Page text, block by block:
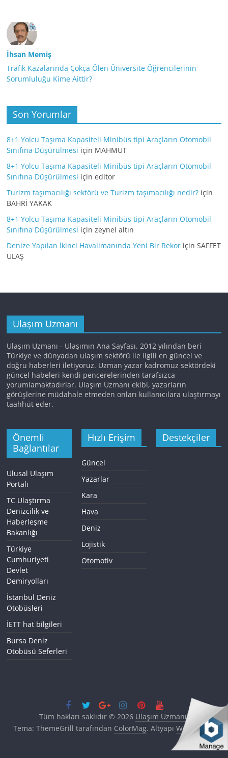
İhsan Memiş
Trafik Kazalarında Çokça Ölen Üniversite Öğrencilerinin
Sorumluluğu Kime Aittir?
Son Yorumlar
8+1 Yolcu Taşıma Kapasiteli Minibüs tipi Araçların Otomobil
Sınıfına Düşürülmesi için MAHMUT
8+1 Yolcu Taşıma Kapasiteli Minibüs tipi Araçların Otomobil
Sınıfına Düşürülmesi içineditor
Turizm taşımacılığı sektörü ve Turizm taşımacılığı nedir? için
BAHRİ YAKAK
8+1 Yolcu Taşıma Kapasiteli Minibüs tipi Araçların Otomobil
Sınıfına Düşürülmesi içinzeynel altın
Denize Yapılan İkinci Havalimanında Yeni Bir Rekor içinSAFFET
ULAŞ
Ulaşım Uzmanı
Ulaşım Uzmanı - Ulaşımın Ana Sayfası. 2012 yılından beri
Türkiye ve dünyadan ulaşım sektörü ile ilgili en güncel ve
doğru haberleri iletiyoruz. Uzman yazar kadromuz sektördeki
güncel habeleri kendi pencerelerinden tarafsızca
yorumlamaktadırlar. Ulaşım Uzmanı ekibi, yazarların
görüşlerine müdahale etmeden onları kullanıcılara ulaştırmayı
taahhüt eder.
Önemli
Bağlantılar
Ulusal Ulaşım
Portalı
TC Ulaştırma
Denizcilik ve
Haberleşme
Bakanlığı
Türkiye
Cumhuriyeti
Devlet
Demiryolları
İstanbul Deniz
Otobüsleri
İETT hat bilgileri
Bursa Deniz
Otobüsü Seferleri
Hızlı Erişim
Güncel
Yazarlar
Kara
Hava
Deniz
Lojistik
Otomotiv
Destekçiler
Tüm hakları saklıdır © 2026 Ulaşım Uzmanı.
Tema: ThemeGrill tarafından ColorMag. Altyapı WordPress.